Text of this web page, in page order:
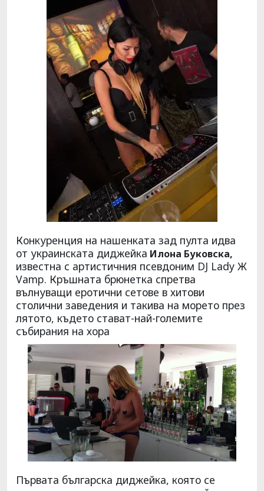
Конкуренция на нашенката зад пулта идва
от украинската диджейка Илона Буковска,
известна с артистичния псевдоним DJ Lady Ж
Vamp. Кръшната брюнетка спретва
вълнуващи еротични сетове в хитови
столични заведения и такива на морето през
лятото, където стават-най-големите
събирания на хора
Първата българска диджейка, която се